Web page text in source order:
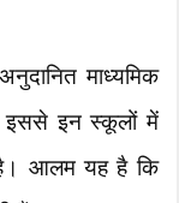
माध्यमिक
इससे इन स्कूलों में
है। आलम यह है कि